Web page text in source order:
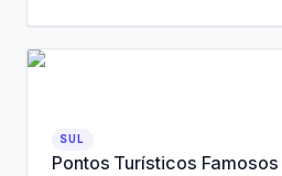
SUL
Pontos Turísticos